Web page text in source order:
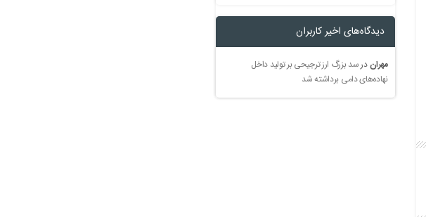
دیدگاه‌های اخیر کاربران
مهراندرسد بزرگ ارز ترجیحی بر تولید داخل
نهاده‌های دامی برداشته شد